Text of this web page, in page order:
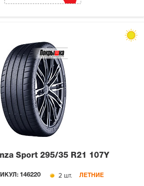
Sport 295/35 R21 107Y
146220 2 шт. ЛЕТНИЕ